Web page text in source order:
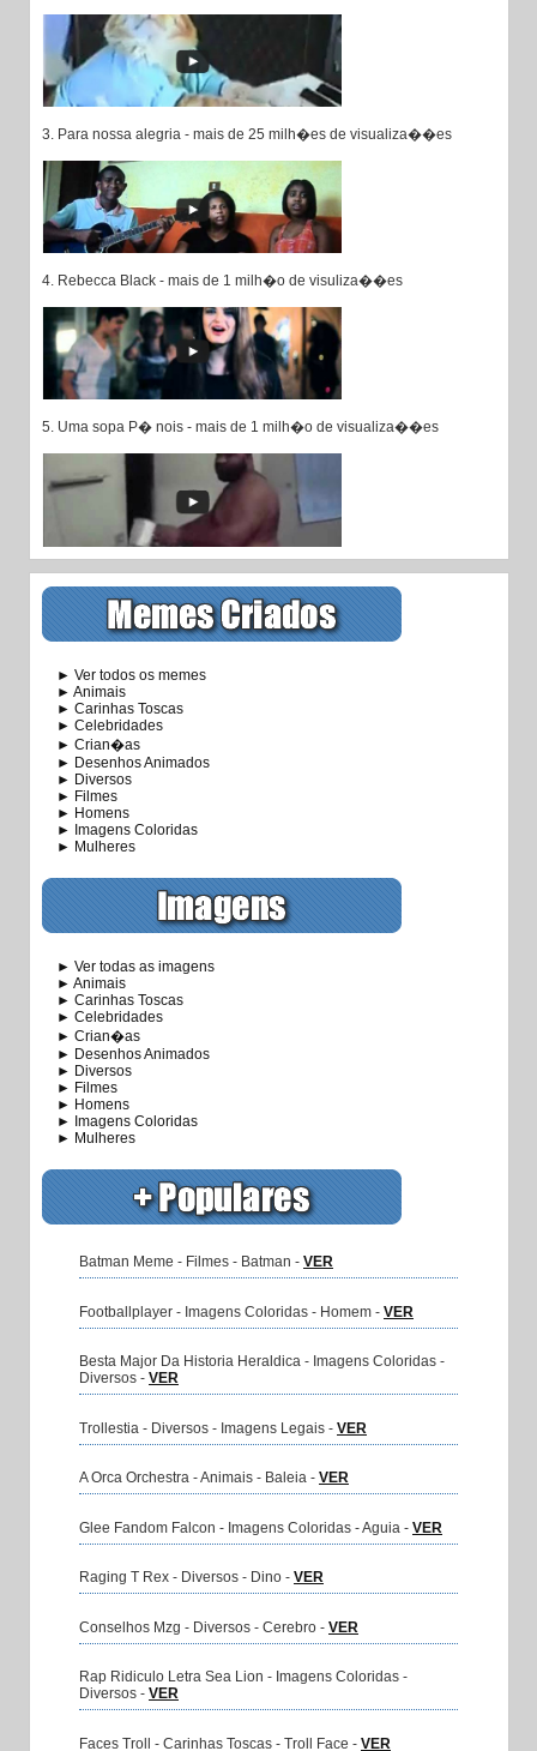
3. Para nossa alegria - mais de 25 milh�es de visualiza��es
4. Rebecca Black - mais de 1 milh�o de visuliza��es
5. Uma sopa P� nois - mais de 1 milh�o de visualiza��es
► Ver todos os memes
► Animais
► Carinhas Toscas
► Celebridades
► Crian�as
► Desenhos Animados
► Diversos
► Filmes
► Homens
► Imagens Coloridas
► Mulheres
► Ver todas as imagens
► Animais
► Carinhas Toscas
► Celebridades
► Crian�as
► Desenhos Animados
► Diversos
► Filmes
► Homens
► Imagens Coloridas
► Mulheres
Batman Meme - Filmes - Batman - VER
Footballplayer - Imagens Coloridas - Homem - VER
Besta Major Da Historia Heraldica - Imagens Coloridas -
Diversos - VER
Trollestia - Diversos - Imagens Legais - VER
A Orca Orchestra - Animais - Baleia - VER
Glee Fandom Falcon - Imagens Coloridas - Aguia - VER
Raging T Rex - Diversos - Dino - VER
Conselhos Mzg - Diversos - Cerebro - VER
Rap Ridiculo Letra Sea Lion - Imagens Coloridas -
Diversos - VER
Faces Troll - Carinhas Toscas - Troll Face - VER